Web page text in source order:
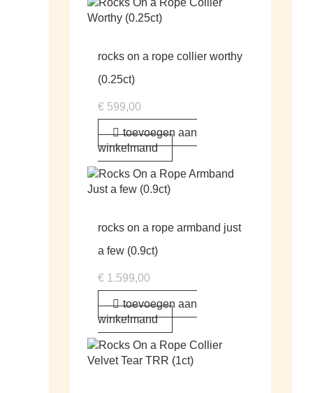
rocks on a rope collier worthy
(0.25ct)
€ 599,00
toevoegen aan
winkelmand
rocks on a rope armband just
a few (0.9ct)
€ 1.599,00
toevoegen aan
winkelmand